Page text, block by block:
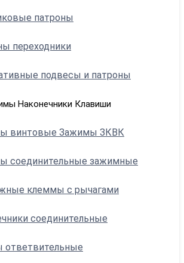
патроны
переходники
подвесы и патроны
Наконечники Клавиши
винтовые Зажимы ЗКВК
соединительные зажимные
клеммы с рычагами
соединительные